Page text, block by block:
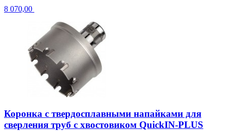
8 070,00
Коронка с твердосплавными напайками для
сверления труб с хвостовиком QuickIN-PLUS